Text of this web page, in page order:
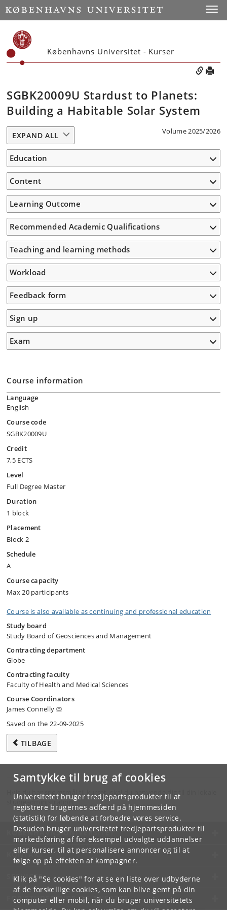
Samtykke til brug af cookies
Universitetet bruger tredjepartsprodukter til at
registrere brugernes adfærd på hjemmesiden
(statistik) for løbende at forbedre vores service.
Desuden bruger universitetet tredjepartsprodukter til
markedsføring af for eksempel udvalgte uddannelser
eller kurser, til at personalisere annoncer og til at
følge op på effekten af kampagner.
Klik på "Se cookies" for at se en liste over udbyderne
af de forskellige cookies, som kan blive gemt på din
computer eller mobil, når du bruger universitetets
Københavns Universitet - Kurser
SGBK20009U Stardust to Planets:
Building a Habitable Solar System
Volume 2025/2026
EXPAND ALL
Education
Content
Learning Outcome
Recommended Academic Qualifications
Teaching and learning methods
Workload
Feedback form
Sign up
Exam
Course information
Language
English
Course code
SGBK20009U
Credit
7,5 ECTS
Level
Full Degree Master
Duration
1 block
Placement
Block 2
Schedule
A
Course capacity
Max 20 participants
Course is also available as continuing and professional education
Study board
Study Board of Geosciences and Management
Contracting department
Globe
Contracting faculty
Faculty of Health and Medical Sciences
Course Coordinators
James Connelly
Saved on the 22-09-2025
TILBAGE
Hvis du har spørgsmål til kurset, skal du henvende dig til din lokale
studieadministration.
KØBENHAVNS UNIVERSITET
KONTAKT
SERVICES
FOR STUDERENDE OG ANSATTE